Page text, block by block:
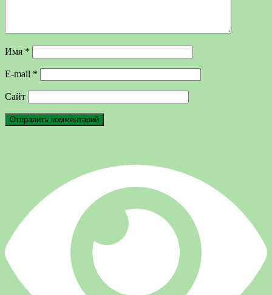
Имя *
E-mail *
Сайт